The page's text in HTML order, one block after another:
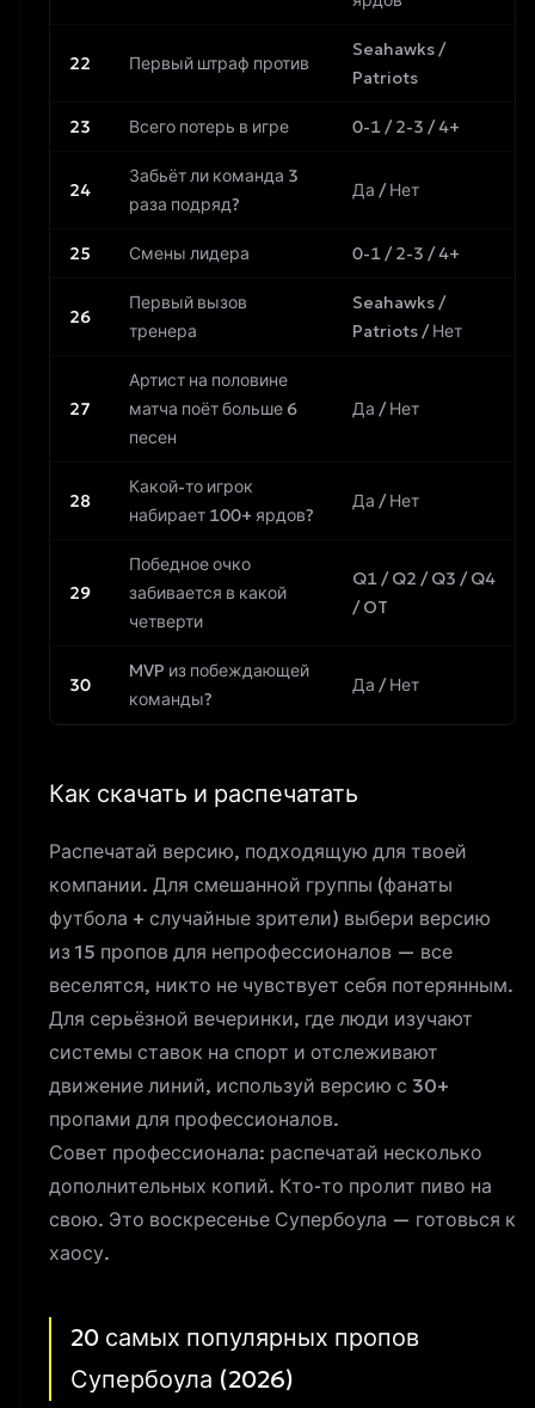
22 Первый штраф против
Seahawks /
Patriots
23 Всего потерь в игре 0-1 / 2-3 / 4+
24
Забьёт ли команда 3
раза подряд?
Да / Нет
25 Смены лидера 0-1 / 2-3 / 4+
26
Первый вызов
тренера
Seahawks /
Patriots / Нет
27
Артист на половине
матча поёт больше 6
песен
Да / Нет
28
Какой-то игрок
набирает 100+ ярдов?
Да / Нет
29
Победное очко
забивается в какой
четверти
Q1 / Q2 / Q3 / Q4
/ OT
30
MVP из побеждающей
команды?
Да / Нет
Как скачать и распечатать
Распечатай версию, подходящую для твоей
компании. Для смешанной группы (фанаты
футбола + случайные зрители) выбери версию
из 15 пропов для непрофессионалов — все
веселятся, никто не чувствует себя потерянным.
Для серьёзной вечеринки, где люди изучают
системы ставок на спорт и отслеживают
движение линий, используй версию с 30+
пропами для профессионалов.
Совет профессионала: распечатай несколько
дополнительных копий. Кто-то пролит пиво на
свою. Это воскресенье Супербоула — готовься к
хаосу.
20 самых популярных пропов
Супербоула (2026)